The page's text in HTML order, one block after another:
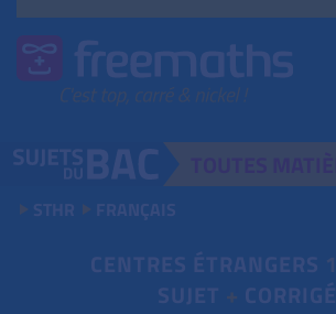
STHR FRANÇAIS
CENTRES ÉTRANGERS 1
SUJET + CORRIGÉ